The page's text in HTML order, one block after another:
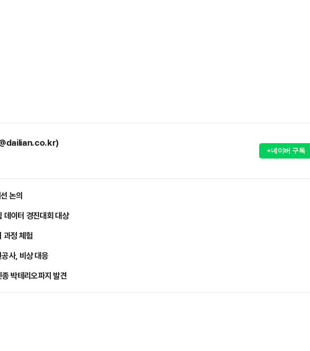
+네이버 구독
논의
데이터 경진대회 대상
과정 체험
공사, 비상 대응
박테리오파지 발견